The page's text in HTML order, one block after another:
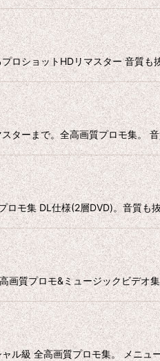
絞り込む
ロショットHDリマスター 音質
ターまで。全高画質プロモ集
ロモ集 DL仕様(2層DVD)。音
質プロモ&ミュージックビデオ
ル級 全高画質プロモ集。 メニ